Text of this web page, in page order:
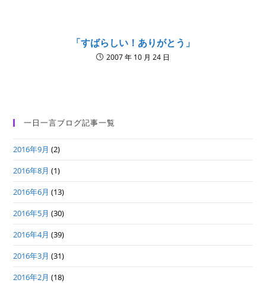
「すばらしい！ありがとう」
2007 年 10 月 24 日
一日一言ブログ記事一覧
2016年9月 (2)
2016年8月 (1)
2016年6月 (13)
2016年5月 (30)
2016年4月 (39)
2016年3月 (31)
2016年2月 (18)